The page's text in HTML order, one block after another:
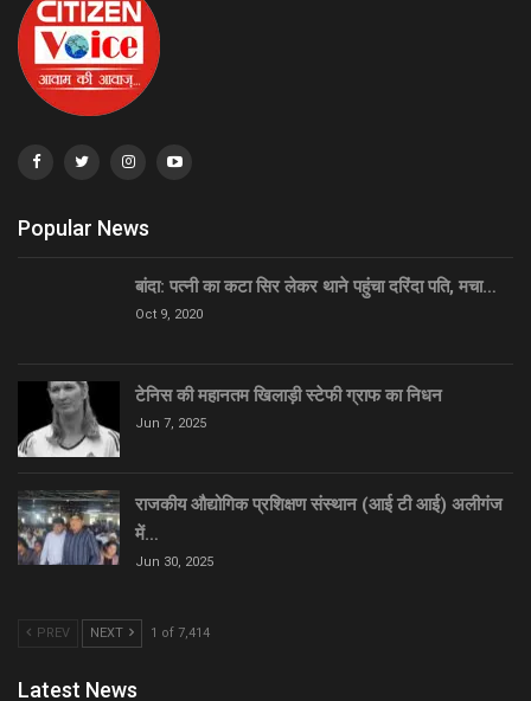
Popular News
बांदा: पत्नी का कटा सिर लेकर थाने पहुंचा दरिंदा पति, मचा…
Oct 9, 2020
टेनिस की महानतम खिलाड़ी स्टेफी ग्राफ का निधन
Jun 7, 2025
राजकीय औद्योगिक प्रशिक्षण संस्थान (आई टी आई) अलीगंज
में…
Jun 30, 2025
PREV NEXT 1 of 7,414
Latest News